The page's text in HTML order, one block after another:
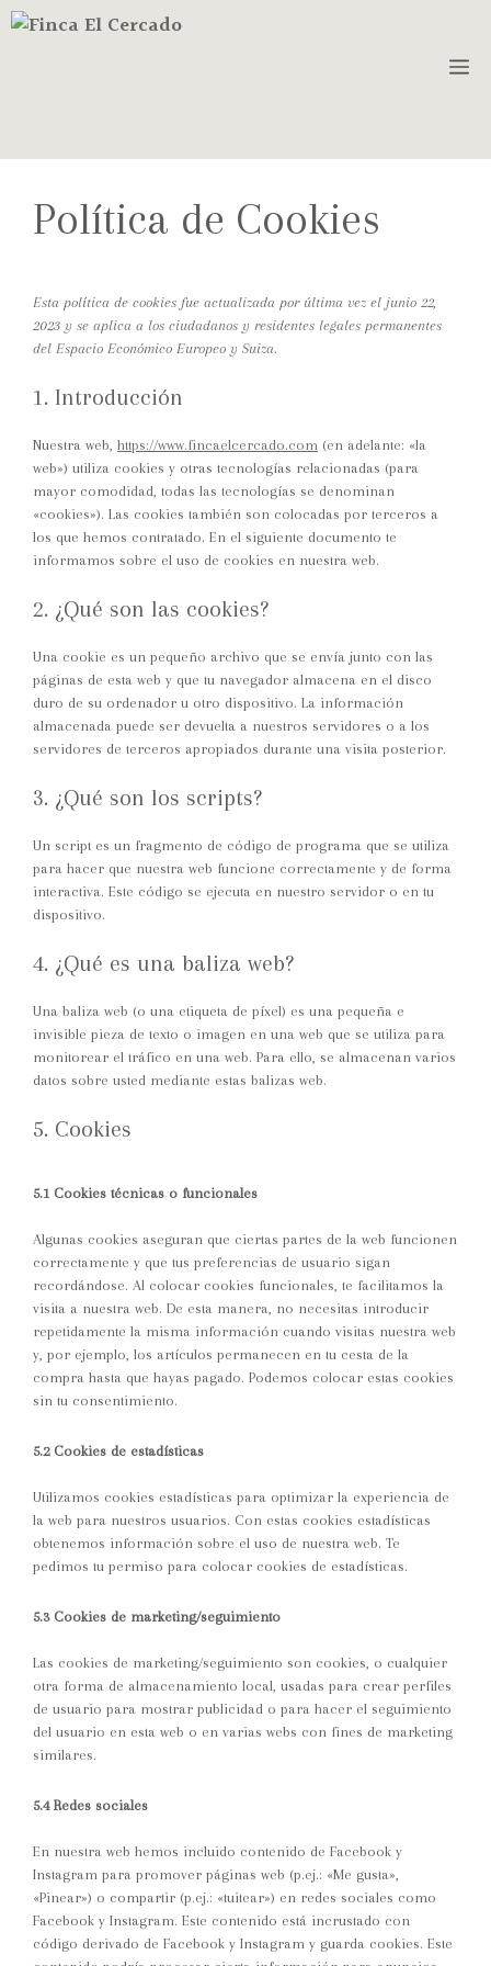
Política de Cookies
Esta política de cookies fue actualizada por última vez el junio 22,
2023 y se aplica a los ciudadanos y residentes legales permanentes
del Espacio Económico Europeo y Suiza.
1. Introducción
Nuestra web, https://www.fincaelcercado.com (en adelante: «la
web») utiliza cookies y otras tecnologías relacionadas (para
mayor comodidad, todas las tecnologías se denominan
«cookies»). Las cookies también son colocadas por terceros a
los que hemos contratado. En el siguiente documento te
informamos sobre el uso de cookies en nuestra web.
2. ¿Qué son las cookies?
Una cookie es un pequeño archivo que se envía junto con las
páginas de esta web y que tu navegador almacena en el disco
duro de su ordenador u otro dispositivo. La información
almacenada puede ser devuelta a nuestros servidores o a los
servidores de terceros apropiados durante una visita posterior.
3. ¿Qué son los scripts?
Un script es un fragmento de código de programa que se utiliza
para hacer que nuestra web funcione correctamente y de forma
interactiva. Este código se ejecuta en nuestro servidor o en tu
dispositivo.
4. ¿Qué es una baliza web?
Una baliza web (o una etiqueta de píxel) es una pequeña e
invisible pieza de texto o imagen en una web que se utiliza para
monitorear el tráfico en una web. Para ello, se almacenan varios
datos sobre usted mediante estas balizas web.
5. Cookies
5.1 Cookies técnicas o funcionales
Algunas cookies aseguran que ciertas partes de la web funcionen
correctamente y que tus preferencias de usuario sigan
recordándose. Al colocar cookies funcionales, te facilitamos la
visita a nuestra web. De esta manera, no necesitas introducir
repetidamente la misma información cuando visitas nuestra web
y, por ejemplo, los artículos permanecen en tu cesta de la
compra hasta que hayas pagado. Podemos colocar estas cookies
sin tu consentimiento.
5.2 Cookies de estadísticas
Utilizamos cookies estadísticas para optimizar la experiencia de
la web para nuestros usuarios. Con estas cookies estadísticas
obtenemos información sobre el uso de nuestra web. Te
pedimos tu permiso para colocar cookies de estadísticas.
5.3 Cookies de marketing/seguimiento
Las cookies de marketing/seguimiento son cookies, o cualquier
otra forma de almacenamiento local, usadas para crear perfiles
de usuario para mostrar publicidad o para hacer el seguimiento
del usuario en esta web o en varias webs con fines de marketing
similares.
5.4 Redes sociales
En nuestra web hemos incluido contenido de Facebook y
Instagram para promover páginas web (p.ej.: «Me gusta»,
«Pinear») o compartir (p.ej.: «tuitear») en redes sociales como
Facebook y Instagram. Este contenido está incrustado con
código derivado de Facebook y Instagram y guarda cookies. Este